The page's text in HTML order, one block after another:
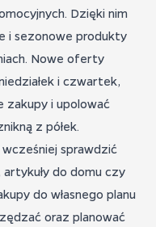
Dzięki nim
i sezonowe produkty
Nowe oferty
i czwartek,
zakupy i upolować
z półek.
sprawdzić
do domu czy
do własnego planu
oraz planować